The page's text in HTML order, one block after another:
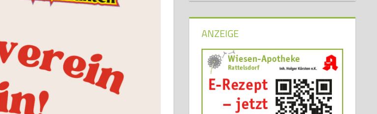
ANZEIGE